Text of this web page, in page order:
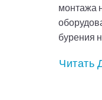
монтажа
бурения
Читать